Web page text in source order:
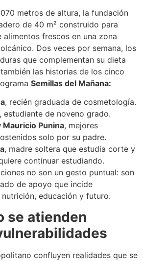
metros de altura, la fundación
de 40 m² construido para
frescos en una zona
Dos veces por semana, los
que complementan su dieta
las historias de los cinco
Semillas del Mañana:
, recién graduada de cosmetología.
, estudiante de noveno grado.
Punina, mejores
solo por su padre.
, madre soltera que estudia corte y
continuar estudiando.
no son un gesto puntual: son
de apoyo que incide
educación y futuro.
se atienden
confluyen realidades que se